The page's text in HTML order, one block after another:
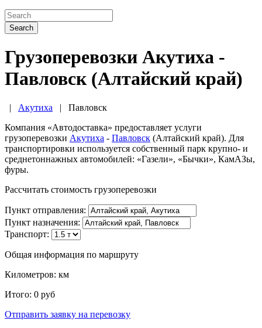
Search
Грузоперевозки Акутиха -
Павловск (Алтайский край)
| Акутиха | Павловск
Компания «Автодоставка» предоставляет услуги
грузоперевозки Акутиха - Павловск (Алтайский край). Для
транспортировки используется собственный парк крупно- и
среднетоннажных автомобилей: «Газели», «Бычки», КамАЗы,
фуры.
Рассчитать стоимость грузоперевозки
Пункт отправления:
Пункт назначения:
Транспорт:
Общая информация по маршруту
Километров: км
Итого: 0 руб
Отправить заявку на перевозку